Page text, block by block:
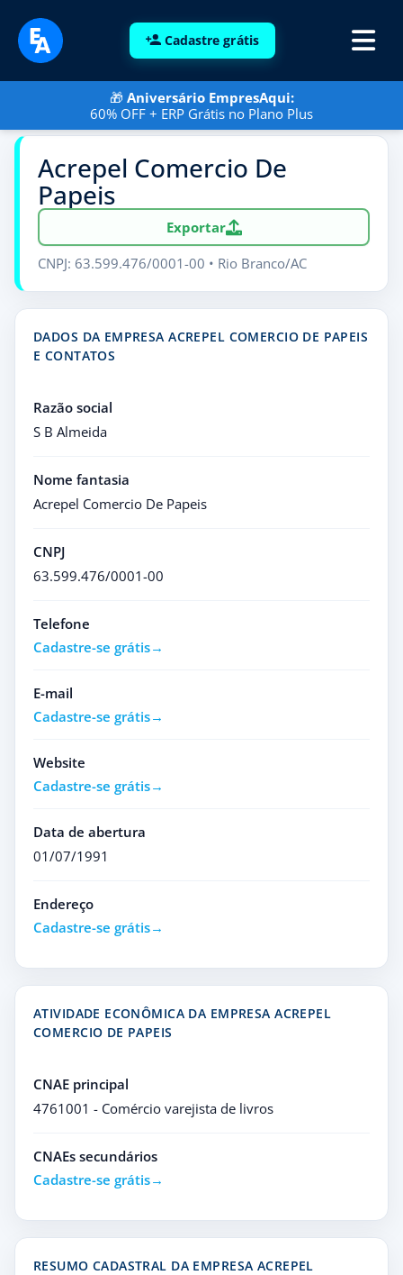
Cadastre grátis
🎁 Aniversário EmpresAqui:
60% OFF + ERP Grátis no Plano Plus
Acrepel Comercio De
Papeis
Exportar
CNPJ: 63.599.476/0001-00 • Rio Branco/AC
DADOS DA EMPRESA ACREPEL COMERCIO DE PAPEIS
E CONTATOS
Razão social
S B Almeida
Nome fantasia
Acrepel Comercio De Papeis
CNPJ
63.599.476/0001-00
Telefone
Cadastre-se grátis
E-mail
Cadastre-se grátis
Website
Cadastre-se grátis
Data de abertura
01/07/1991
Endereço
Cadastre-se grátis
ATIVIDADE ECONÔMICA DA EMPRESA ACREPEL
COMERCIO DE PAPEIS
CNAE principal
4761001 - Comércio varejista de livros
CNAEs secundários
Cadastre-se grátis
RESUMO CADASTRAL DA EMPRESA ACREPEL